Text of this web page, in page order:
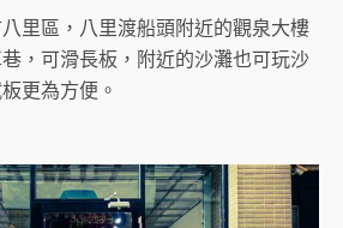
里區，八里渡船頭附近的觀泉大樓
，可滑長板，附近的沙灘也可玩沙
更為方便。